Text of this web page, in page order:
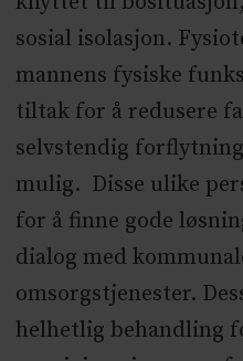
sosial isolasjon.
mannens fysiske
tiltak for å redusere
selvstendig
mulig. Disse ulike
for å finne gode
dialog med
omsorgstjenester.
helhetlig behandling